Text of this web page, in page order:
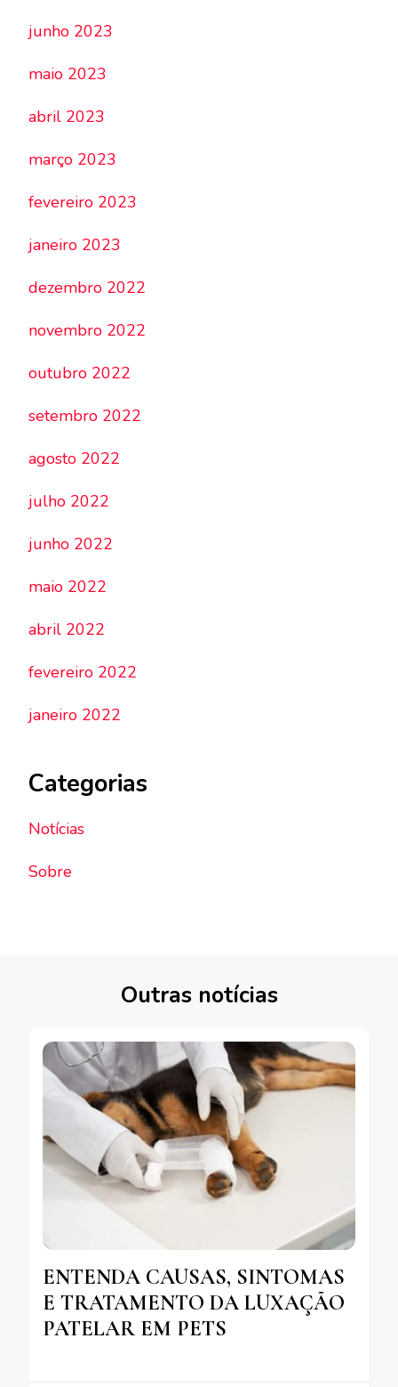
junho 2023
maio 2023
abril 2023
março 2023
fevereiro 2023
janeiro 2023
dezembro 2022
novembro 2022
outubro 2022
setembro 2022
agosto 2022
julho 2022
junho 2022
maio 2022
abril 2022
fevereiro 2022
janeiro 2022
Categorias
Notícias
Sobre
Outras notícias
ENTENDA CAUSAS, SINTOMAS
E TRATAMENTO DA LUXAÇÃO
PATELAR EM PETS